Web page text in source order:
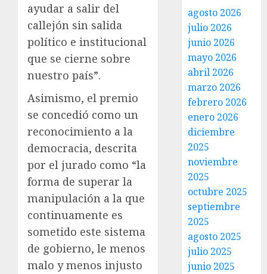
ayudar a salir del
callejón sin salida
político e institucional
que se cierne sobre
nuestro país”.
Asimismo, el premio
se concedió como un
reconocimiento a la
democracia, descrita
por el jurado como “la
forma de superar la
manipulación a la que
continuamente es
sometido este sistema
de gobierno, le menos
malo y menos injusto
agosto 2026
julio 2026
junio 2026
mayo 2026
abril 2026
marzo 2026
febrero 2026
enero 2026
diciembre
2025
noviembre
2025
octubre 2025
septiembre
2025
agosto 2025
julio 2025
junio 2025